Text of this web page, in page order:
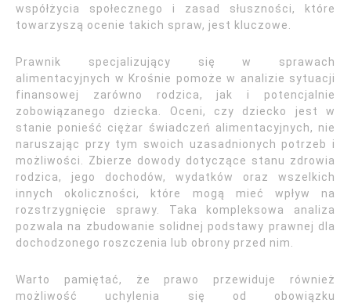
współżycia społecznego i zasad słuszności, które
towarzyszą ocenie takich spraw, jest kluczowe.
Prawnik specjalizujący się w sprawach
alimentacyjnych w Krośnie pomoże w analizie sytuacji
finansowej zarówno rodzica, jak i potencjalnie
zobowiązanego dziecka. Oceni, czy dziecko jest w
stanie ponieść ciężar świadczeń alimentacyjnych, nie
naruszając przy tym swoich uzasadnionych potrzeb i
możliwości. Zbierze dowody dotyczące stanu zdrowia
rodzica, jego dochodów, wydatków oraz wszelkich
innych okoliczności, które mogą mieć wpływ na
rozstrzygnięcie sprawy. Taka kompleksowa analiza
pozwala na zbudowanie solidnej podstawy prawnej dla
dochodzonego roszczenia lub obrony przed nim.
Warto pamiętać, że prawo przewiduje również
możliwość uchylenia się od obowiązku